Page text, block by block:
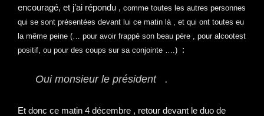
encouragé, et j’ai répondu , comme toutes les autres personnes
qui se sont présentées devant lui ce matin là , et qui ont toutes eu
la même peine (… pour avoir frappé son beau père , pour alcootest
positif, ou pour des coups sur sa conjointe ….) :
Oui monsieur le président .
Et donc ce matin 4 décembre , retour devant le duo de